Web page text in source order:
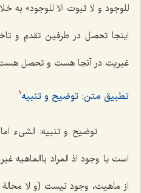
للوجود و لا ثبوت الا للوجود» به
اینجا تحصل در طرفین تقدم و
غیریت در آنجا هست و تحصل
تطبیق متن: توضیح و تنبیه‌1
توضیح و تنبیه: الشیء
است یا وجوداذ المراد باالماهیه
از ماهیت، وجود نیست (و لا